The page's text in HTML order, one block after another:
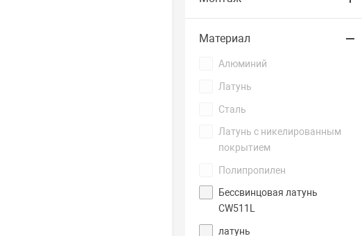
Материал
Алюминий
Латунь
Сталь
Латунь с никелированным
покрытием
Полипропилен
Бессвинцовая латунь
CW511L
латунь